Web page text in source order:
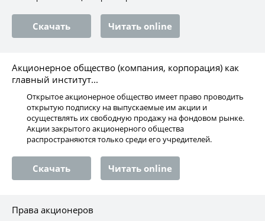
Скачать Читать online
Акционерное общество (компания, корпорация) как
главный институт...
Открытое акционерное общество имеет право проводить
открытую подписку на выпускаемые им акции и
осуществлять их свободную продажу на фондовом рынке.
Акции закрытого акционерного общества
распространяются только среди его учредителей.
Скачать Читать online
Права акционеров